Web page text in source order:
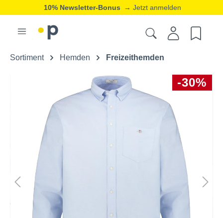
10% Newsletter-Bonus → Jetzt anmelden
Sortiment Hemden Freizeithemden
-30%